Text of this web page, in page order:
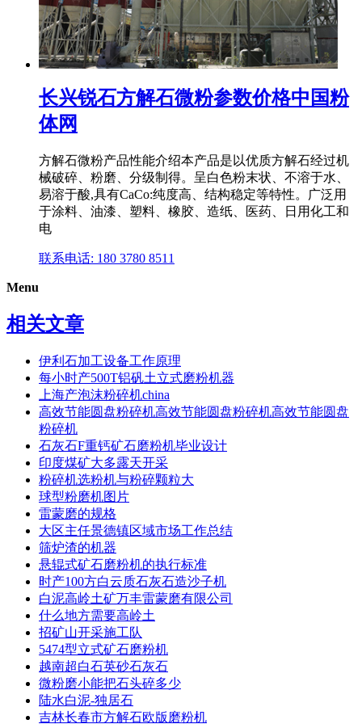
长兴锐石方解石微粉参数价格中国粉
体网
方解石微粉产品性能介绍本产品是以优质方解石经过机
械破碎、粉磨、分级制得。呈白色粉末状、不溶于水、
易溶于酸,具有CaCo:纯度高、结构稳定等特性。广泛用
于涂料、油漆、塑料、橡胶、造纸、医药、日用化工和
电
联系电话: 180 3780 8511
Menu
相关文章
伊利石加工设备工作原理
每小时产500T铝矾土立式磨粉机器
上海产泡沫粉碎机china
高效节能圆盘粉碎机高效节能圆盘粉碎机高效节能圆盘
粉碎机
石灰石F重钙矿石磨粉机毕业设计
印度煤矿大多露天开采
粉碎机选粉机与粉碎颗粒大
球型粉磨机图片
雷蒙磨的规格
大区主任景德镇区域市场工作总结
筛炉渣的机器
悬辊式矿石磨粉机的执行标准
时产100方白云质石灰石造沙子机
白泥高岭土矿万丰雷蒙磨有限公司
什么地方需要高岭土
招矿山开采施工队
5474型立式矿石磨粉机
越南超白石英砂石灰石
微粉磨小能把石头碎多少
陆水白泥-独居石
吉林长春市方解石欧版磨粉机